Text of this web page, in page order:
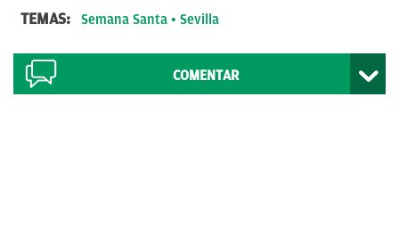
TEMAS: Semana Santa Sevilla
COMENTAR